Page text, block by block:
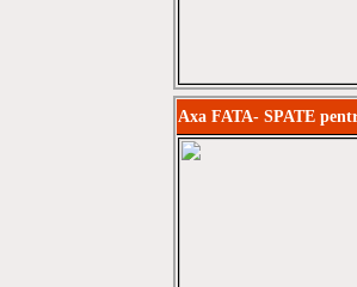
Axa FATA- SPATE